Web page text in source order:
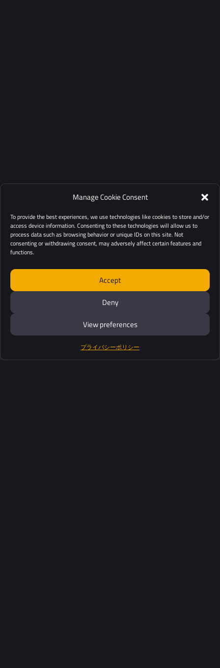
Manage Cookie Consent
To provide the best experiences, we use technologies like cookies to store and/or
access device information. Consenting to these technologies will allow us to
process data such as browsing behavior or unique IDs on this site. Not
consenting or withdrawing consent, may adversely affect certain features and
functions.
Accept
Deny
View preferences
プライバシーポリシー